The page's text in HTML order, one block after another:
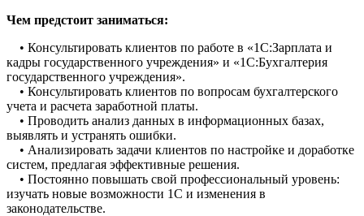
Чем предстоит заниматься:
• Консультировать клиентов по работе в «1С:Зарплата и
кадры государственного учреждения» и «1С:Бухгалтерия
государственного учреждения».
• Консультировать клиентов по вопросам бухгалтерского
учета и расчета заработной платы.
• Проводить анализ данных в информационных базах,
выявлять и устранять ошибки.
• Анализировать задачи клиентов по настройке и доработке
систем, предлагая эффективные решения.
• Постоянно повышать свой профессиональный уровень:
изучать новые возможности 1С и изменения в
законодательстве.